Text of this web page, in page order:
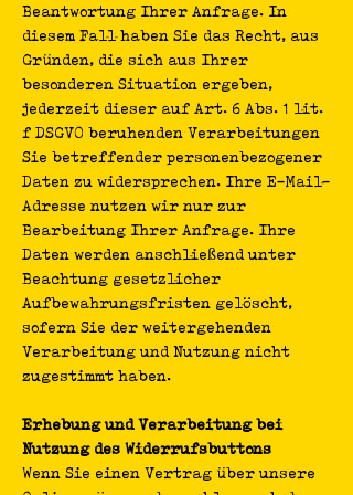
Beantwortung Ihrer Anfrage. In
diesem Fall haben Sie das Recht, aus
Gründen, die sich aus Ihrer
besonderen Situation ergeben,
jederzeit dieser auf Art. 6 Abs. 1 lit.
f DSGVO beruhenden Verarbeitungen
Sie betreffender personenbezogener
Daten zu widersprechen. Ihre E-Mail-
Adresse nutzen wir nur zur
Bearbeitung Ihrer Anfrage. Ihre
Daten werden anschließend unter
Beachtung gesetzlicher
Aufbewahrungsfristen gelöscht,
sofern Sie der weitergehenden
Verarbeitung und Nutzung nicht
zugestimmt haben.
Erhebung und Verarbeitung bei
Nutzung des Widerrufsbuttons
Wenn Sie einen Vertrag über unsere